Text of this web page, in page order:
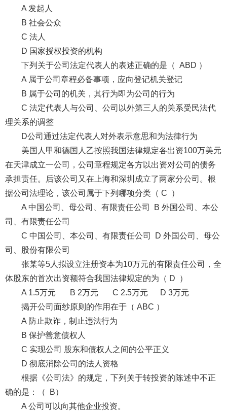
A 发起人
B 社会公众
C 法人
D 国家授权投资的机构
下列关于公司法定代表人的表述正确的是（ ABD ）
A 属于公司章程必备事项，应向登记机关登记
B 属于公司的机关，其行为即为公司的行为
C 法定代表人与公司、公司以外第三人的关系受民法代
理关系的调整
D公司通过法定代表人对外表示意思和为法律行为
美国人甲和德国人乙按照我国法律规定各出资100万美元
在天津成立一公司，公司章程规定各方以出资对公司的债务
承担责任。后该公司又在上海和深圳成立了两家分公司。根
据公司法理论，该公司属于下列哪项分类（ C ）
A 中国公司、母公司、有限责任公司 B 外国公司、本公
司、有限责任公司
C 中国公司、本公司、有限责任公司 D 外国公司、母公
司、股份有限公司
张某等5人拟设立注册资本为10万元的有限责任公司，全
体股东的首次出资额符合我国法律规定的为（ D ）
A 1.5万元 B 2万元 C 2.5万元 D 3万元
揭开公司面纱原则的作用在于（ ABC ）
A 防止欺诈，制止违法行为
B 保护善意债权人
C 实现公司 股东和债权人之间的公平正义
D 彻底消除公司的法人资格
根据《公司法》的规定，下列关于转投资的陈述中不正
确的是：（ B）
A 公司可以向其他企业投资。